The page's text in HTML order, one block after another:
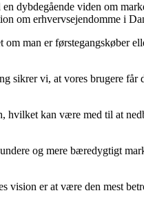
dybdegående viden om
om erhvervsejendomme i
man er førstegangskøber
sikrer vi, at vores brugere får
hvilket kan være med til at
og mere bæredygtigt
vision er at være den mest